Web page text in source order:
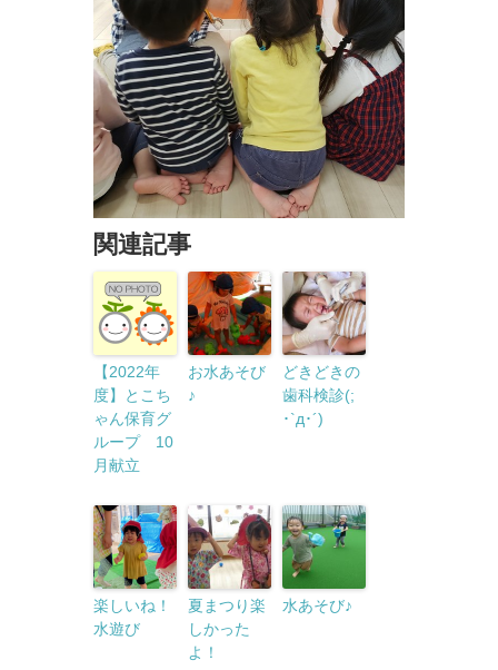
関連記事
【2022年
度】とこち
ゃん保育グ
ループ 10
月献立
お水あそび
♪
どきどきの
歯科検診(;
･`д･´)
楽しいね！
水遊び
夏まつり楽
しかった
よ！
水あそび♪